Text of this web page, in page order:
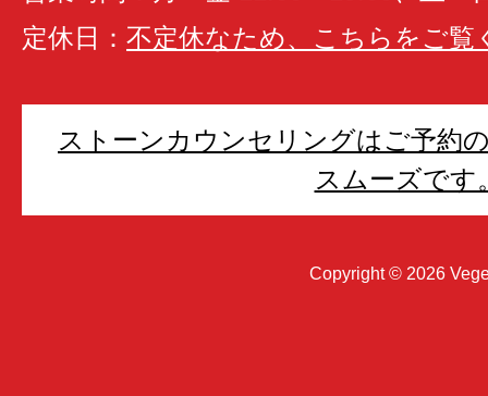
定休日： 不定休なため、こちらをご覧
ストーンカウンセリングはご予約
スムーズです
Copyright © 2026